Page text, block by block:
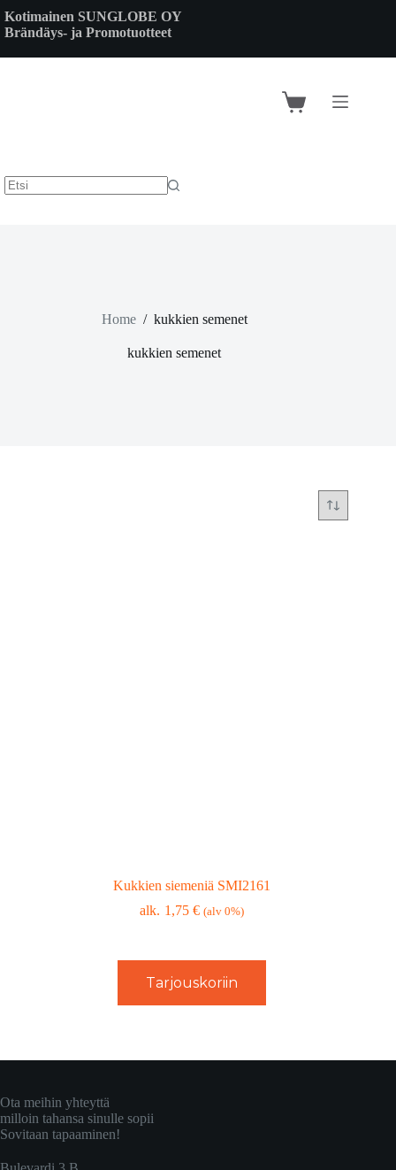
to
content
Kotimainen SUNGLOBE OY
Brändäys- ja Promotuotteet
Shopping
Home / kukkien semenet
kukkien semenet
Kukkien siemeniä SMI2161
1,75€ (alv 0%)
Tarjouskoriin
Ota meihin yhteyttä
milloin tahansa sinulle sopii
Sovitaan tapaaminen!